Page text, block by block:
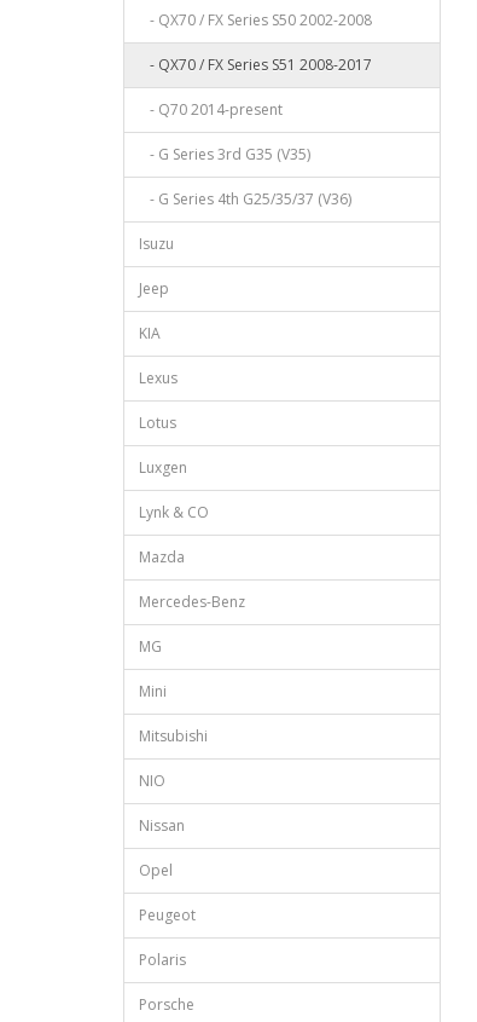
- QX70 / FX Series S50 2002-2008
- QX70 / FX Series S51 2008-2017
- Q70 2014-present
- G Series 3rd G35 (V35)
- G Series 4th G25/35/37 (V36)
Isuzu
Jeep
KIA
Lexus
Lotus
Luxgen
Lynk & CO
Mazda
Mercedes-Benz
MG
Mini
Mitsubishi
NIO
Nissan
Opel
Peugeot
Polaris
Porsche